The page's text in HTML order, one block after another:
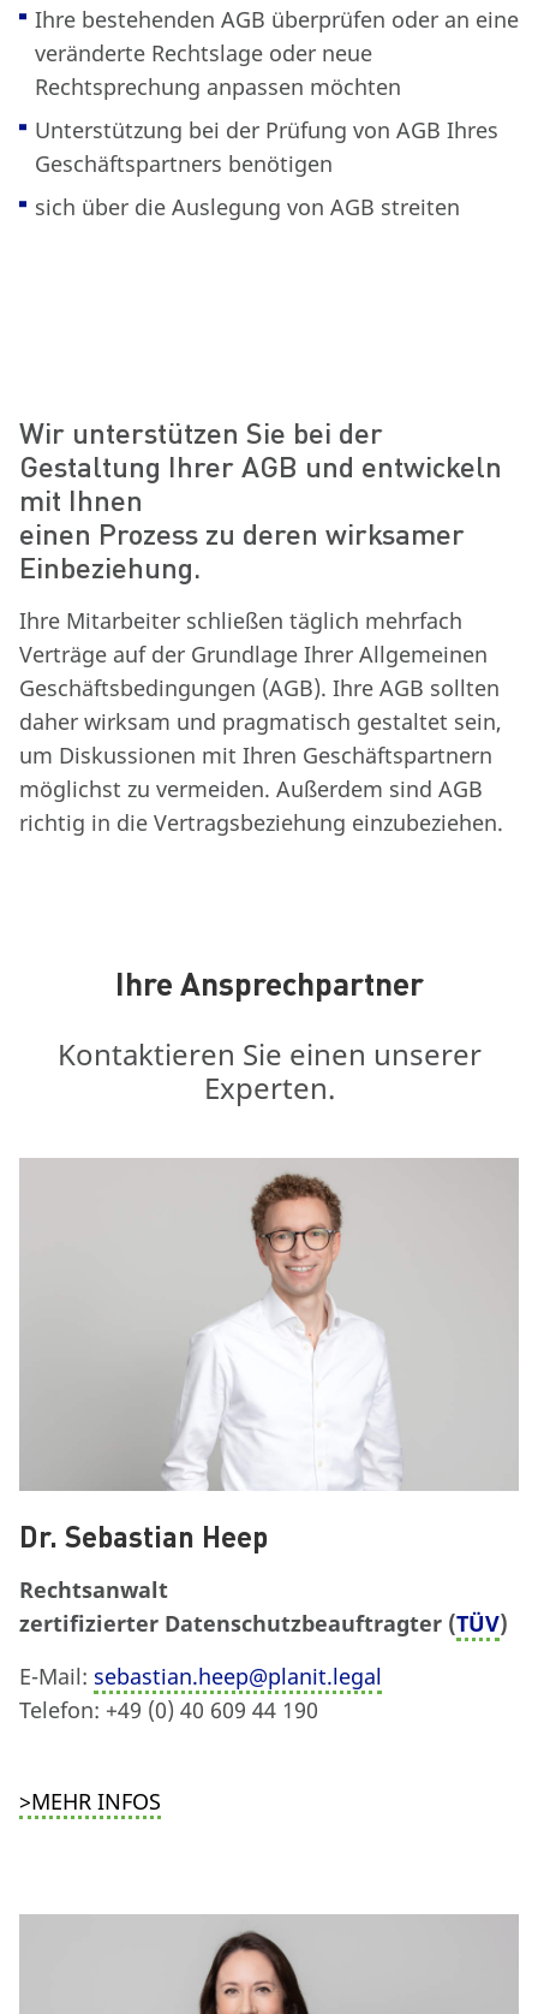
Ihre bestehenden AGB überprüfen oder an eine
veränderte Rechtslage oder neue
Rechtsprechung anpassen möchten
Unterstützung bei der Prüfung von AGB Ihres
Geschäftspartners benötigen
sich über die Auslegung von AGB streiten
Wir unterstützen Sie bei der
Gestaltung Ihrer AGB und entwickeln
mit Ihnen
einen Prozess zu deren wirksamer
Einbeziehung.
Ihre Mitarbeiter schließen täglich mehrfach
Verträge auf der Grundlage Ihrer Allgemeinen
Geschäftsbedingungen (AGB). Ihre AGB sollten
daher wirksam und pragmatisch gestaltet sein,
um Diskussionen mit Ihren Geschäftspartnern
möglichst zu vermeiden. Außerdem sind AGB
richtig in die Vertragsbeziehung einzubeziehen.
Ihre Ansprechpartner
Kontaktieren Sie einen unserer
Experten.
Dr. Sebastian Heep
Rechtsanwalt
zertifizierter Datenschutzbeauftragter (TÜV)
E-Mail: sebastian.heep@planit.legal
Telefon: +49 (0) 40 609 44 190
>MEHR INFOS